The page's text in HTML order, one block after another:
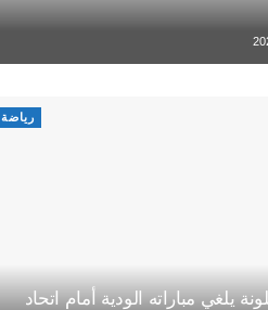
رياضة
يلغي مباراته الودية أمام اتحاد